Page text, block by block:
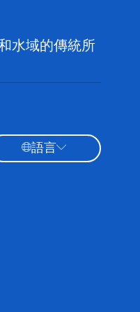
水域的傳統所
語言